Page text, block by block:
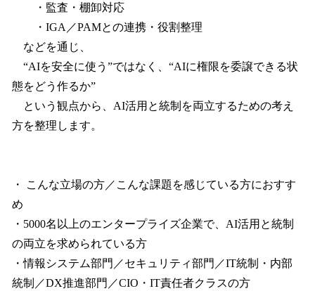
・監査・棚卸対応
・IGA／PAMとの連携・役割整理
などを通じ、
“AIを安全に使う”ではなく、“AIに権限を委譲できる状
態をどう作るか”
という観点から、AI活用と統制を両立するための考え
方を整理します。
・ こんな立場の方／こんな課題を感じている方におすす
め
・5000名以上のエンタープライズ企業で、AI活用と統制
の両立を求められている方
・情報システム部門／セキュリティ部門／IT統制・内部
統制／DX推進部門／CIO・IT責任者クラスの方